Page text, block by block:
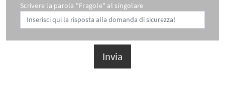
Scrivere la parola "Fragole" al singolare
Invia